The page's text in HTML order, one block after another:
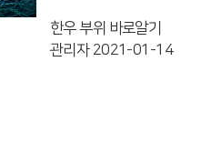
한우 부위 바로알기
관리자 2021-01-14